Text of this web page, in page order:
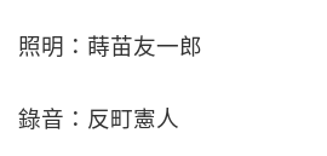
照明：蒔苗友一郎
錄音：反町憲人